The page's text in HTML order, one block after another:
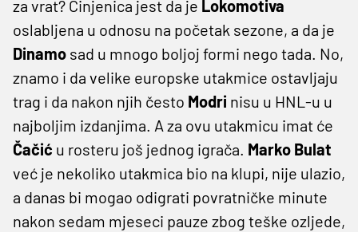
za vrat? Činjenica jest da je Lokomotiva
oslabljena u odnosu na početak sezone, a da je
Dinamo sad u mnogo boljoj formi nego tada. No,
znamo i da velike europske utakmice ostavljaju
trag i da nakon njih često Modri nisu u HNL-u u
najboljim izdanjima. A za ovu utakmicu imat će
Čačić u rosteru još jednog igrača. Marko Bulat
već je nekoliko utakmica bio na klupi, nije ulazio,
a danas bi mogao odigrati povratničke minute
nakon sedam mjeseci pauze zbog teške ozljede,